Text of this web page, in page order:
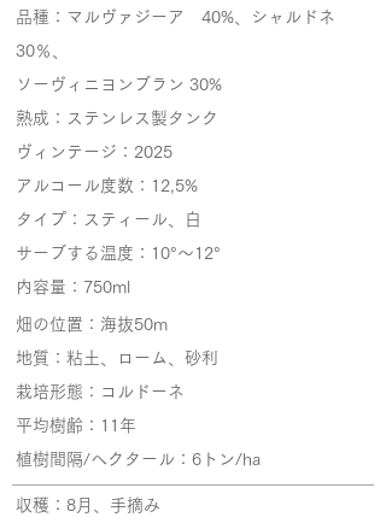
品種：マルヴァジーア 40%、シャルドネ
30％、
ソーヴィニヨンブラン 30%
​熟成：ステンレス製タンク
ヴィンテージ：2025
アルコール度数：12,5%
タイプ：スティール、白
サーブする温度：10°～12°
内容量：750ml
畑の位置：海抜50m
地質：粘土、ローム、砂利
栽培形態：コルドーネ
平均樹齢：11年
植樹間隔/ヘクタール：6トン/ha
収穫：8月、手摘み